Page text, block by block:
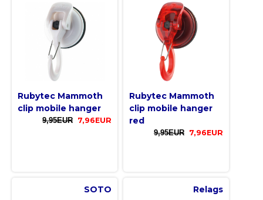
Rubytec Mammoth
clip mobile hanger
9,95EUR 7,96EUR
Rubytec Mammoth
clip mobile hanger
red
9,95EUR 7,96EUR
SOTO Relags